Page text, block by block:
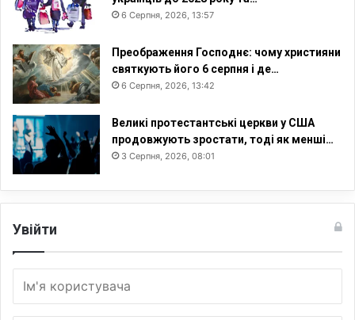
6 Серпня, 2026, 13:57
Преображення Господнє: чому християни
святкують його 6 серпня і де…
6 Серпня, 2026, 13:42
Великі протестантські церкви у США
продовжують зростати, тоді як менші…
3 Серпня, 2026, 08:01
Увійти